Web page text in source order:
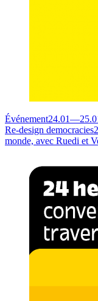
Événement24.01—
Re-design democracies
monde, avec Ruedi et